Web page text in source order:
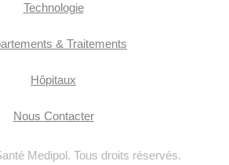
Technologie
& Traitements
Hôpitaux
Nous Contacter
Medipol. Tous droits réservés.